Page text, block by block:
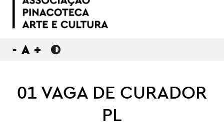
- A +
01 VAGA DE CURADOR
PL